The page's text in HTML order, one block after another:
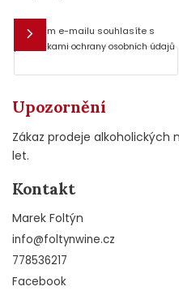
E-mail
Vložením e-mailu souhlasíte s
podmínkami ochrany osobních údajů
Upozornění
Zákaz prodeje alkoholických
let.
Kontakt
Marek Foltýn
info@foltynwine.cz
778536217
Facebook